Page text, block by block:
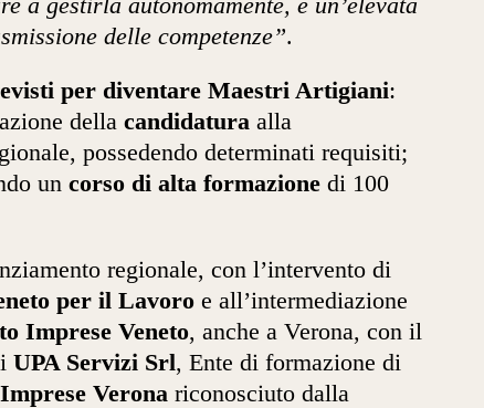
delle competenze”.
per diventare Maestri Artigiani:
della candidatura alla
possedendo determinati requisiti;
un corso di alta formazione di 100
regionale, con l’intervento di
per il Lavoro e all’intermediazione
Imprese Veneto, anche a Verona, con il
UPA Servizi Srl, Ente di formazione di
Verona riconosciuto dalla